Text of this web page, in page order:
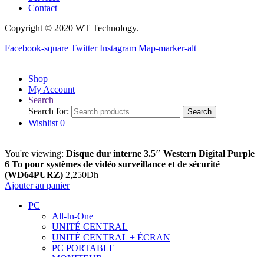
Contact
Copyright © 2020 WT Technology.
Facebook-square Twitter Instagram Map-marker-alt
Shop
My Account
Search
Search for:
Search
Wishlist 0
You're viewing: Disque dur interne 3.5″ Western Digital Purple
6 To pour systèmes de vidéo surveillance et de sécurité
(WD64PURZ) 2,250Dh
Ajouter au panier
PC
All-In-One
UNITÉ CENTRAL
UNITÉ CENTRAL + ÉCRAN
PC PORTABLE